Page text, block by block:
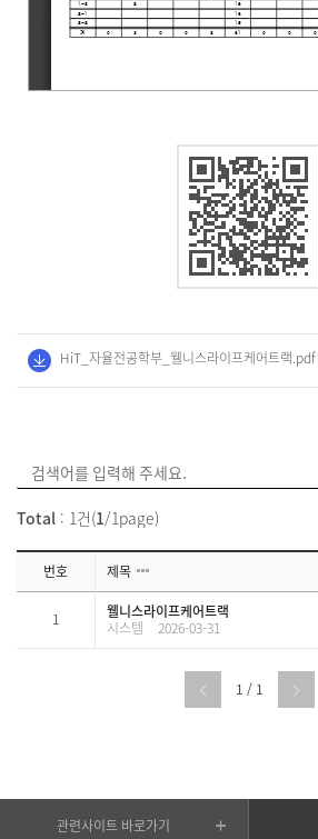
HiT_자율전공학부_웰니스라이프케어트랙.pdf
Total : 1건(1/1page)
번호 제목
1
웰니스라이프케어트랙
시스템
2026-03-31
1 / 1
관련사이트 바로가기